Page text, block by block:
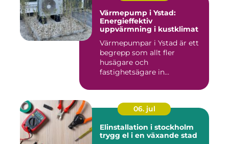
Värmepump i Ystad:
Energieffektiv
uppvärmning i kustklimat
Värmepumpar i Ystad är ett
begrepp som allt fler
husägare och
fastighetsägare in...
06. jul
Elinstallation i stockholm
trygg el i en växande stad